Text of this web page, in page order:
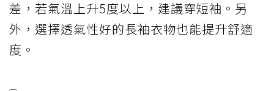
差，若氣溫上升5度以上，建議穿短袖。另
外，選擇透氣性好的長袖衣物也能提升舒適
度。